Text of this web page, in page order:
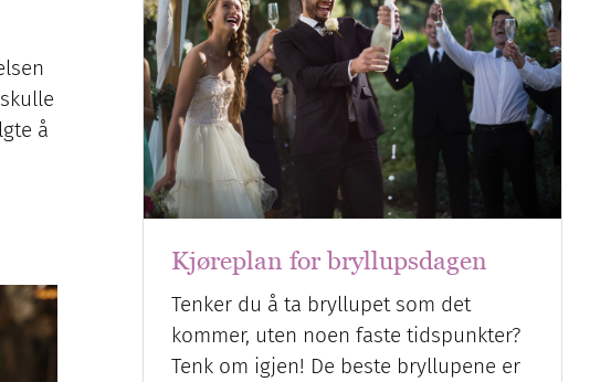
å
Kjøreplan for bryllupsdagen
Tenker du å ta bryllupet som det
kommer, uten noen faste tidspunkter?
Tenk om igjen! De beste bryllupene er